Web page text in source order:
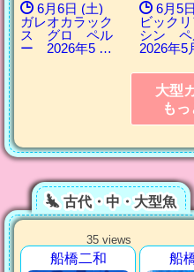
6月6日 (土)
ガレオカラック
ス グロ ペル
ー 2026年5 …
6月5
ビック
シン
2026年
大型
も
古代・中・大型魚
35 views
船橋二和 船